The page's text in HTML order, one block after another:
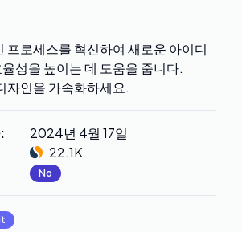
프로세스를 혁신하여 새로운 아이디
성을 높이는 데 도움을 줍니다.
자인을 가속화하세요.
:
2024년 4월 17일
22.1K
No